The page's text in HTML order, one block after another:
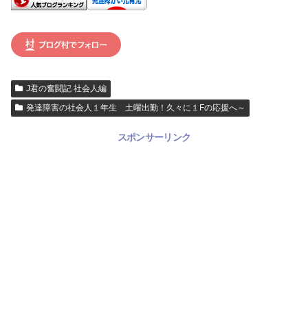
J君の奮闘記 社会人編
発達障害の社会人１年生 土曜出勤！久々に１Fの応援へ～
スポンサーリンク